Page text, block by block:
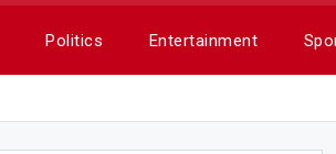
Politics Entertainment